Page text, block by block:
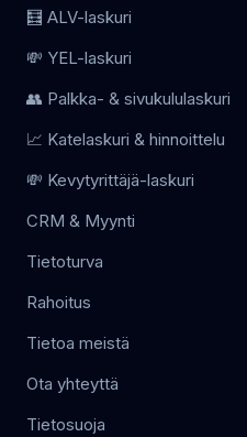
🧮 ALV-laskuri
💸 YEL-laskuri
👥 Palkka- & sivukululaskuri
📈 Katelaskuri & hinnoittelu
💸 Kevytyrittäjä-laskuri
CRM & Myynti
Tietoturva
Rahoitus
Tietoa meistä
Ota yhteyttä
Tietosuoja